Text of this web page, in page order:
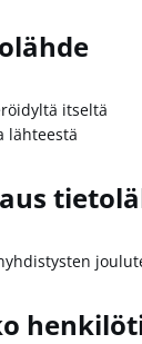
itseltä
lähteestä